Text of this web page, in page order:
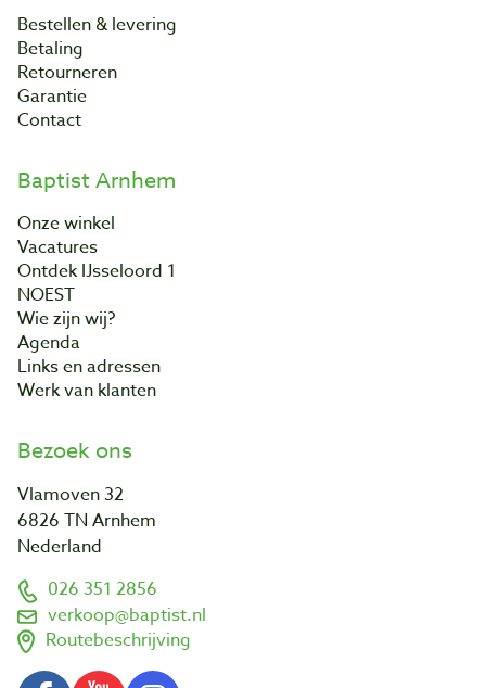
Bestellen & levering
Betaling
Retourneren
Garantie
Contact
Baptist Arnhem
Onze winkel
Vacatures
Ontdek IJsseloord 1
NOEST
Wie zijn wij?
Agenda
Links en adressen
Werk van klanten
Bezoek ons
Vlamoven 32
6826 TN Arnhem
Nederland
026 351 2856
verkoop@baptist.nl
Routebeschrijving